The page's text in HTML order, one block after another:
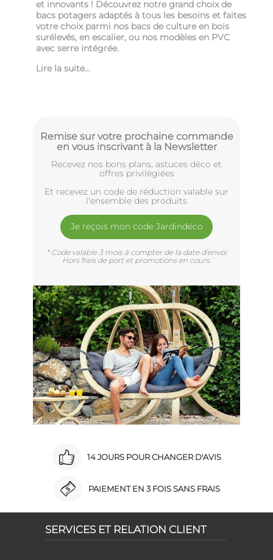
et innovants ! Découvrez notre grand choix de
bacs potagers adaptés à tous les besoins et faites
votre choix parmi nos bacs de culture en bois
surélevés, en escalier, ou nos modèles en PVC
avec serre intégrée.
Lire la suite...
Remise sur votre prochaine commande
en vous inscrivant à la Newsletter
Recevez nos bons plans, astuces déco et
offres privilègiées
Et recevez un code de réduction valable sur
l'ensemble des produits
Je reçois mon code Jardindéco
* Code valable 3 mois à compter de la date d'envoi.
Hors frais de port et promotions en cours.
14 JOURS POUR CHANGER D'AVIS
PAIEMENT EN 3 FOIS SANS FRAIS
SERVICES ET RELATION CLIENT